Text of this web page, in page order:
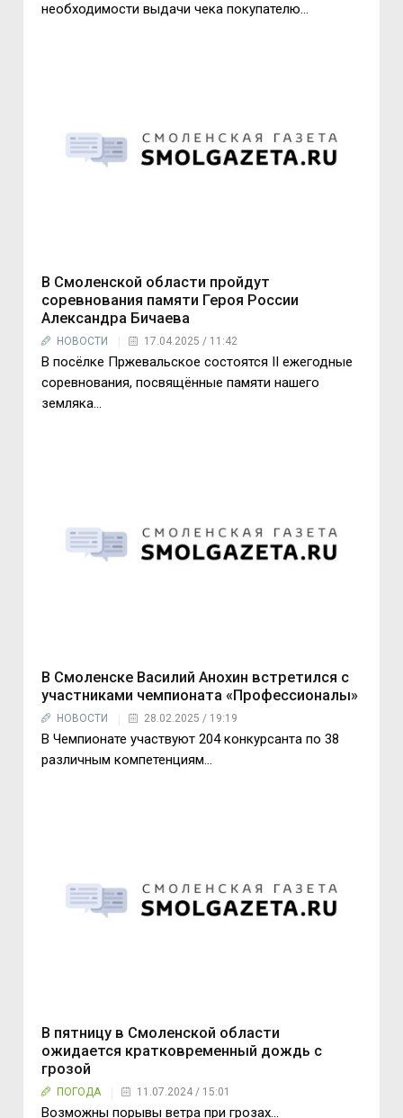
необходимости выдачи чека покупателю...
В Смоленской области пройдут
соревнования памяти Героя России
Александра Бичаева
НОВОСТИ 17.04.2025 / 11:42
В посёлке Пржевальское состоятся II ежегодные
соревнования, посвящённые памяти нашего
земляка...
В Смоленске Василий Анохин встретился с
участниками чемпионата «Профессионалы»
НОВОСТИ 28.02.2025 / 19:19
В Чемпионате участвуют 204 конкурсанта по 38
различным компетенциям...
В пятницу в Смоленской области
ожидается кратковременный дождь с
грозой
ПОГОДА 11.07.2024 / 15:01
Возможны порывы ветра при грозах...